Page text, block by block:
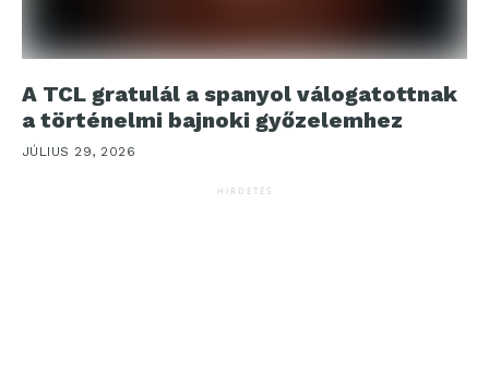
A TCL gratulál a spanyol válogatottnak
a történelmi bajnoki győzelemhez
JÚLIUS 29, 2026
HIRDETÉS